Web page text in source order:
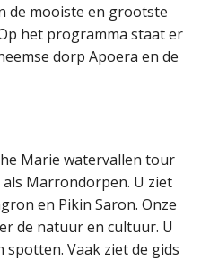
de mooiste en grootste
het programma staat er
dorp Apoera en de
Marie watervallen tour
Marrondorpen. U ziet
en Pikin Saron. Onze
de natuur en cultuur. U
Vaak ziet de gids